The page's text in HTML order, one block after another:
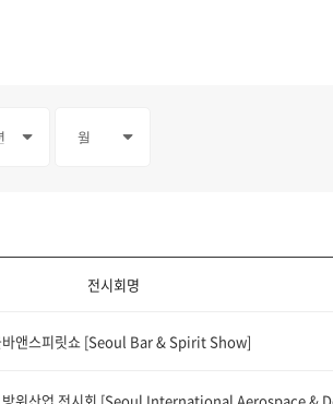
전시회명
바앤스피릿쇼 [Seoul Bar & Spirit Show]